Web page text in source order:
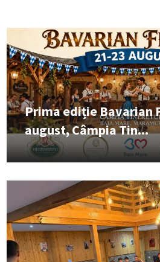
Prima ediție Bavarian
august, Câmpia Tin...